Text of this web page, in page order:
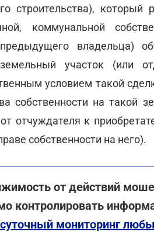
строительства),
коммунальной
владельца)
участок (или
условием такой
собственности на такой
отчуждателя к
собственности на него).
от действий
контролировать
мониторинг